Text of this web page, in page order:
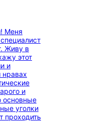
Меня
Живу в
этот
и
нравах
и
основные
уголки
проходить